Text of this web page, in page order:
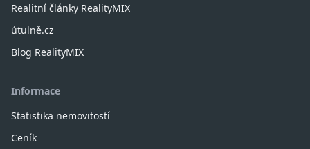
Realitní články RealityMIX
útulně.cz
Blog RealityMIX
Informace
Statistika nemovitostí
Ceník